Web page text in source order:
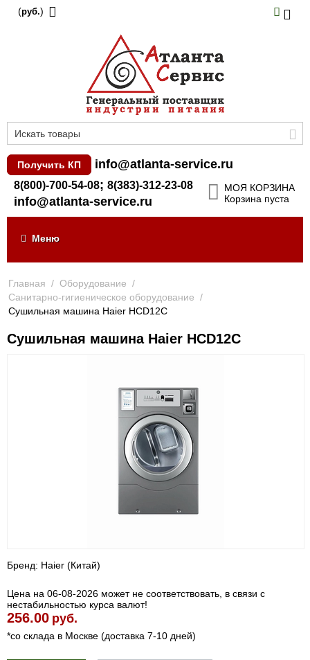
(руб.)
Получить КП info@atlanta-service.ru
8(800)-700-54-08; 8(383)-312-23-08
info@atlanta-service.ru
МОЯ КОРЗИНА
Корзина пуста
Меню
Главная / Оборудование /
Санитарно-гигиеническое оборудование /
Сушильная машина Haier HCD12C
Сушильная машина Haier HCD12C
Бренд: Haier (Китай)
Цена на 06-08-2026 может не соответствовать, в связи с
нестабильностью курса валют!
256.00 руб.
*со склада в Москве (доставка 7-10 дней)